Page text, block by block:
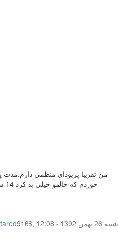
fared9168,
شنبه 26 بهمن 1392 - 12:08